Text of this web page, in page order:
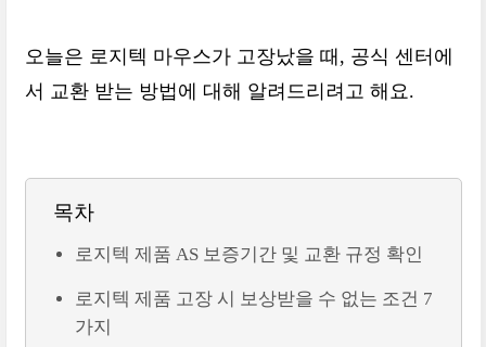
오늘은 로지텍 마우스가 고장났을 때, 공식 센터에
서 교환 받는 방법에 대해 알려드리려고 해요.
목차
로지텍 제품 AS 보증기간 및 교환 규정 확인
로지텍 제품 고장 시 보상받을 수 없는 조건 7
가지